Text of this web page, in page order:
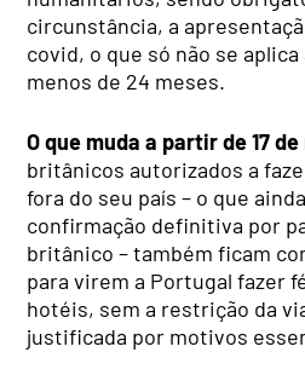
circunstância, a
covid, o que só não se
menos de 24 meses.
O que muda a partir de 17
britânicos autorizados a
fora do seu país – o que
confirmação definitiva por
britânico – também ficam
para virem a Portugal fazer
hotéis, sem a restrição da
justificada por motivos